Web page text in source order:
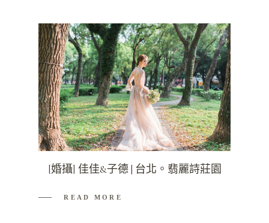
[婚攝] 佳佳&子德 | 台北。翡麗詩莊園
READ MORE